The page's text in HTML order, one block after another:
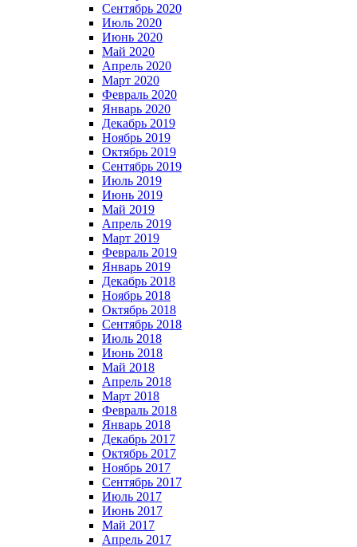
Сентябрь 2020
Июль 2020
Июнь 2020
Май 2020
Апрель 2020
Март 2020
Февраль 2020
Январь 2020
Декабрь 2019
Ноябрь 2019
Октябрь 2019
Сентябрь 2019
Июль 2019
Июнь 2019
Май 2019
Апрель 2019
Март 2019
Февраль 2019
Январь 2019
Декабрь 2018
Ноябрь 2018
Октябрь 2018
Сентябрь 2018
Июль 2018
Июнь 2018
Май 2018
Апрель 2018
Март 2018
Февраль 2018
Январь 2018
Декабрь 2017
Октябрь 2017
Ноябрь 2017
Сентябрь 2017
Июль 2017
Июнь 2017
Май 2017
Апрель 2017